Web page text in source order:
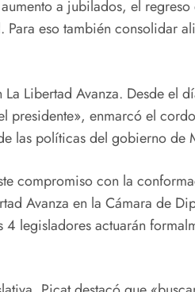
a jubilados, el
eso también consolidar
Libertad Avanza. Desde el
presidente», enmarcó el
las políticas del gobierno de
compromiso con la
Avanza en la Cámara de
legisladores actuarán